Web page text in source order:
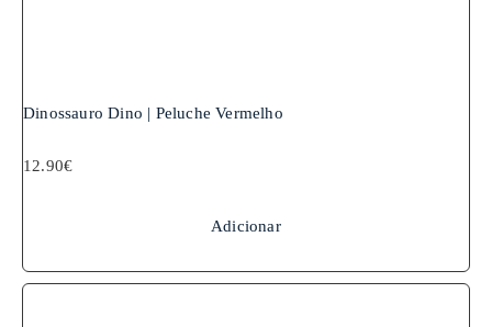
Dinossauro Dino | Peluche Vermelho
12.90€
Adicionar